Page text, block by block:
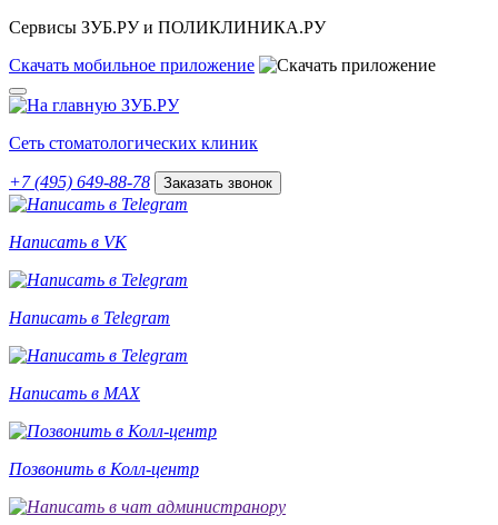
Сервисы ЗУБ.РУ и ПОЛИКЛИНИКА.РУ
Скачать мобильное приложение
Сеть стоматологических клиник
+7 (495) 649-88-78 Заказать звонок
Написать в VK
Написать в Telegram
Написать в MAX
Позвонить в Колл-центр